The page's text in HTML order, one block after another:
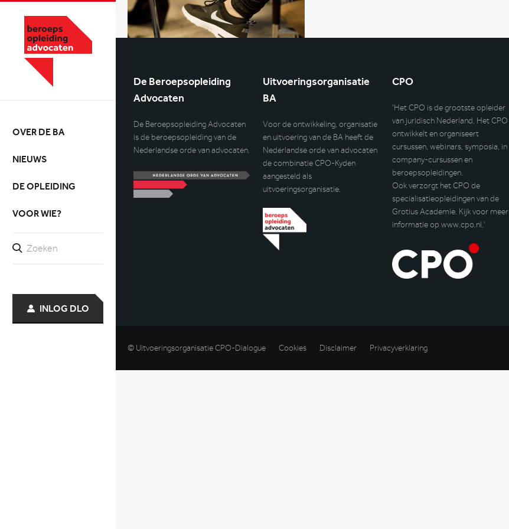
OVER DE BA
NIEUWS
DE OPLEIDING
VOOR WIE?
INLOG DLO
De Beroepsopleiding
Advocaten
De Beroepsopleiding Advocaten
is de beroepsopleiding van de
Nederlandse orde van advocaten.
Uitvoeringsorganisatie
BA
Voor de ontwikkeling, organisatie
en uitvoering van de BA heeft de
Nederlandse orde van advocaten
de combinatie CPO-Kyden
aangesteld als
uitvoeringsorganisatie.
CPO
‘Het CPO is de grootste opleider
van juridisch Nederland. Het CPO
ontwikkelt en organiseert
cursussen, webinars, symposia, in
company-cursussen en
beroepsopleidingen.
Ook verzorgt het CPO de
specialisatieopleidingen van de
Grotius Academie. Kijk voor meer
informatie op www.cpo.nl.’
© Uitvoeringsorganisatie CPO-Dialogue Cookies Disclaimer Privacyverklaring